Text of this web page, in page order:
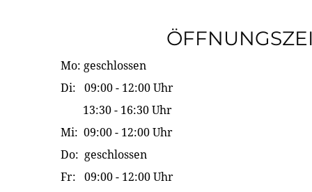
Mo: geschlossen
Di: 09:00 - 12:00 Uhr
13:30 - 16:30 Uhr
Mi: 09:00 - 12:00 Uhr
Do: geschlossen
Fr: 09:00 - 12:00 Uhr